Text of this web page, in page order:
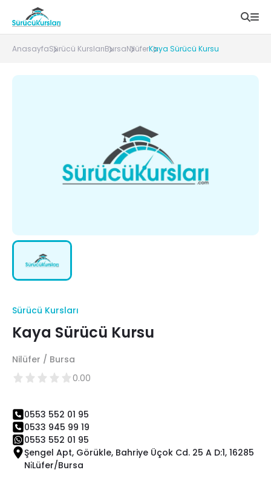
AnasayfaSürücü KurslarıBursaNilüferKaya Sürücü Kursu
Sürücü Kursları
Kaya Sürücü Kursu
Nilüfer / Bursa
0.00
0553 552 01 95
0533 945 99 19
0553 552 01 95
Şengel Apt, Görükle, Bahriye Üçok Cd. 25 A D:1, 16285
Ni̇Lüfer/Bursa